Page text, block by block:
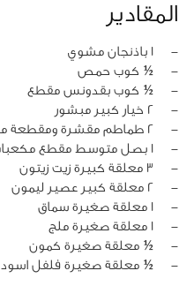
المقادير
‏-
1 باذنجان مشوي
‏-
½ كوب حمص
‏-
½ كوب بقدونس مقطع
‏-
2 خيار كبير مبشور
‏-
2 طماطم مقشرة ومقطعة مكعبات صغيرة
‏-
1 بصل متوسط مقطع مكعبات صغيرة
‏-
3 معلقة كبيرة زيت زيتون
‏-
2 معلقة كبير عصير ليمون
‏-
1 معلقة صغيرة سماق
‏-
1 معلقة صغيرة ملج
‏-
½ معلقة صغيرة كمون
‏-
½ معلقة صغيرة فلفل اسود